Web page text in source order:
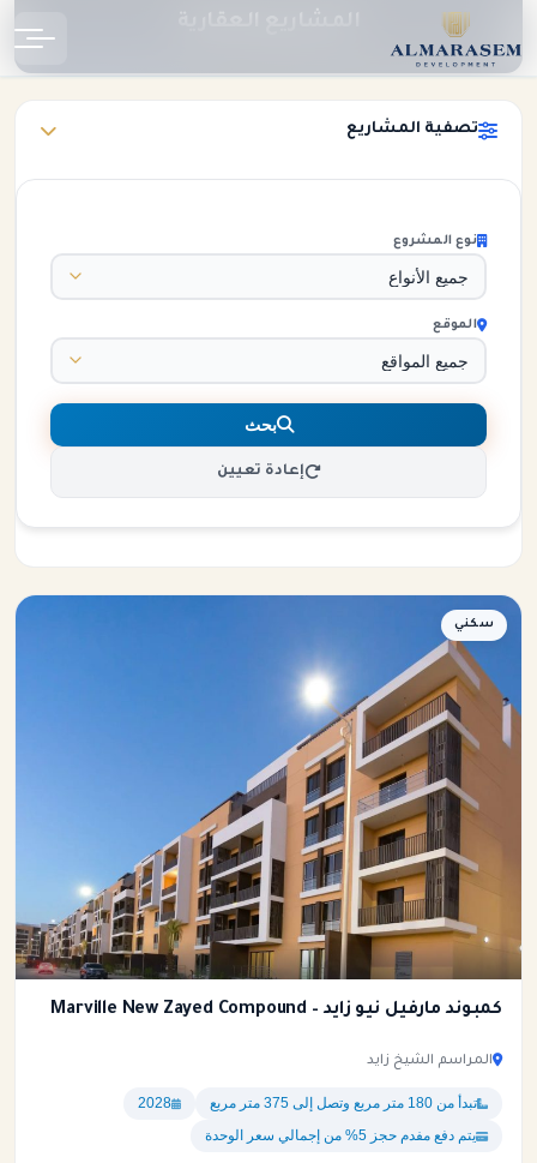
الرئيسية المشاريع
تصفية المشاريع
نوع المشروع
الموقع
بحث
إعادة تعيين
سكني
كمبوند مارفيل نيو زايد – Marville New Zayed Compound
المراسم الشيخ زايد
تبدأ من 180 متر مربع وتصل إلى 375 متر مربع
2028
يتم دفع مفدم حجز 5% من إجمالي سعر الوحدة